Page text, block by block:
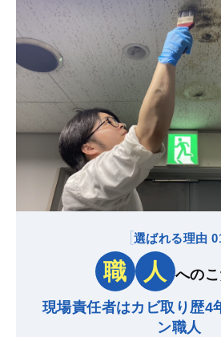
選ばれる理由
職 人 への
現場責任者はカビ取り歴4
ン職人